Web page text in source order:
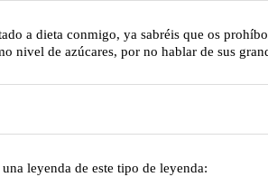
a dieta conmigo, ya sabréis que os
nivel de azúcares, por no hablar de sus
leyenda de este tipo de leyenda: